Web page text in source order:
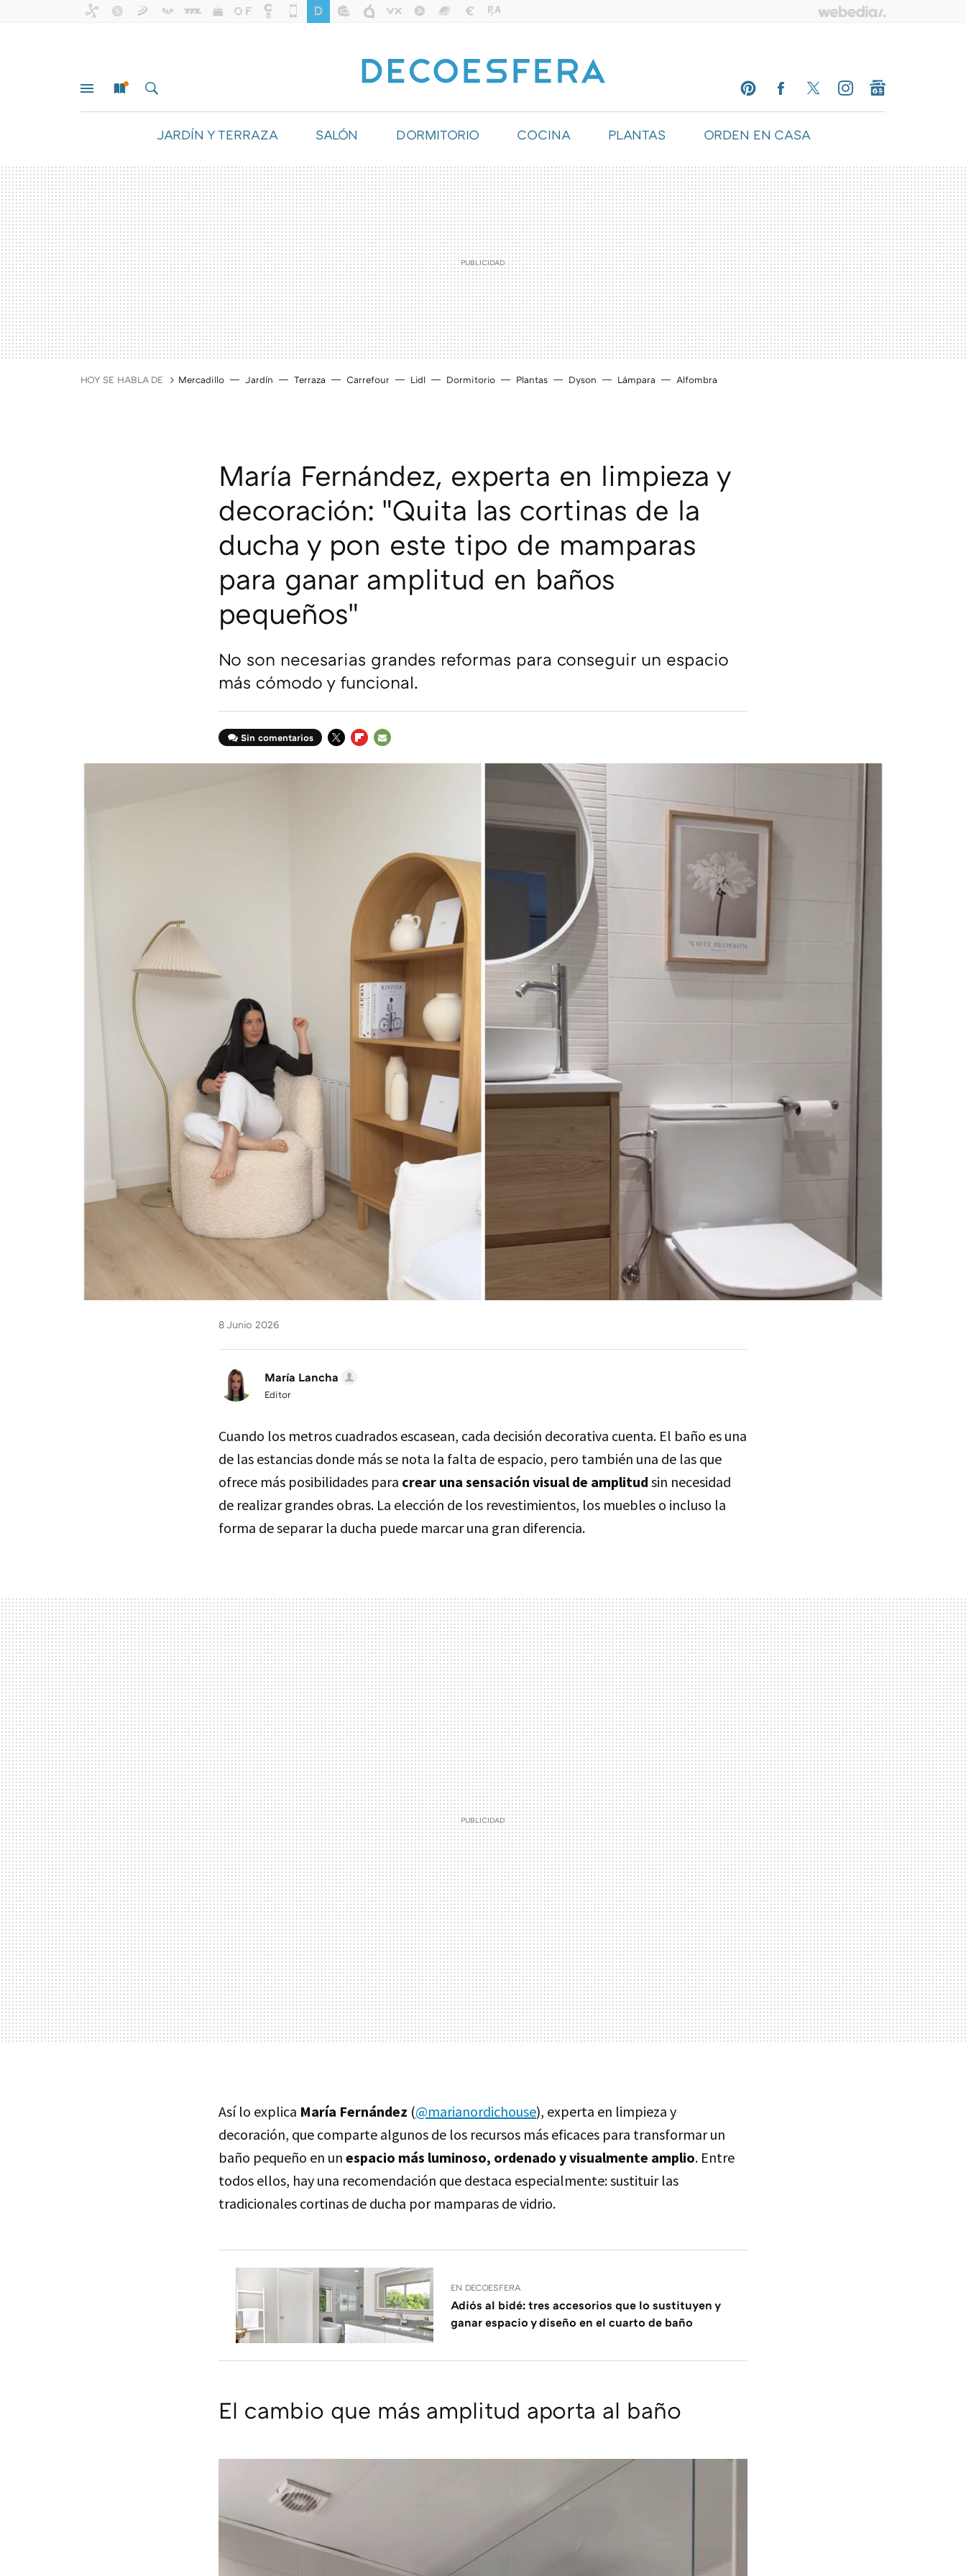
JARDÍN Y TERRAZA SALÓN DORMITORIO COCINA PLANTAS ORDEN EN CASA
ILUMINACIÓN
HOY SE HABLA DE Mercadillo Jardín Terraza Carrefour Lidl Dormitorio Plantas Dyson Lámpara Alfombra
María Fernández, experta en limpieza y
decoración: "Quita las cortinas de la
ducha y pon este tipo de mamparas
para ganar amplitud en baños
pequeños"
No son necesarias grandes reformas para conseguir un espacio
más cómodo y funcional.
Sin comentarios
8 Junio 2026
María Lancha
Editor
Cuando los metros cuadrados escasean, cada decisión decorativa cuenta. El baño es una
de las estancias donde más se nota la falta de espacio, pero también una de las que
ofrece más posibilidades para crear una sensación visual de amplitud sin necesidad
de realizar grandes obras. La elección de los revestimientos, los muebles o incluso la
forma de separar la ducha puede marcar una gran diferencia.
Así lo explica María Fernández (@marianordichouse), experta en limpieza y
decoración, que comparte algunos de los recursos más eficaces para transformar un
baño pequeño en un espacio más luminoso, ordenado y visualmente amplio. Entre
todos ellos, hay una recomendación que destaca especialmente: sustituir las
tradicionales cortinas de ducha por mamparas de vidrio.
EN DECOESFERA
Adiós al bidé: tres accesorios que lo sustituyen y
ganar espacio y diseño en el cuarto de baño
El cambio que más amplitud aporta al baño